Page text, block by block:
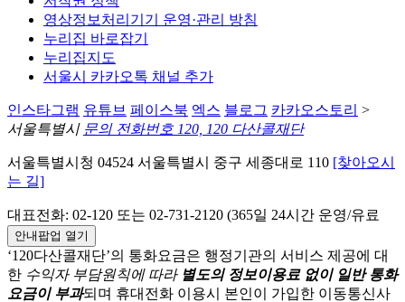
영상정보처리기기 운영·관리 방침
누리집 바로잡기
누리집지도
서울시 카카오톡 채널 추가
인스타그램 유튜브 페이스북 엑스 블로그 카카오스토리 >
서울특별시 문의 전화번호 120, 120 다산콜재단
서울특별시청 04524 서울특별시 중구 세종대로 110 [찾아오시
는 길]
대표전화: 02-120 또는 02-731-2120 (365일 24시간 운영/유료
안내팝업 열기
‘120다산콜재단’의 통화요금은 행정기관의 서비스 제공에 대
한 수익자 부담원칙에 따라 별도의 정보이용료 없이 일반 통화
요금이 부과되며 휴대전화 이용시 본인이 가입한 이동통신사